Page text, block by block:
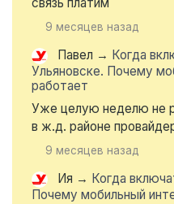
9 месяцев назад
Павел → Когда
Ульяновске. Почему
работает
Уже целую неделю не
в ж.д. районе
9 месяцев назад
Ия → Когда
Почему мобильный